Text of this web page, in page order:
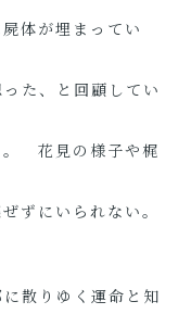
体が埋まってい
た、と回顧してい
。 花見の様子や梶
ずにいられない。
散りゆく運命と知